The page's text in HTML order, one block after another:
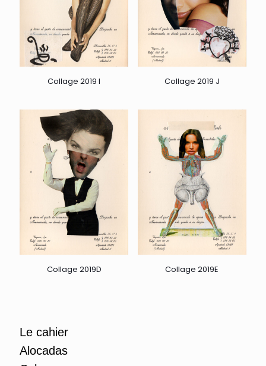
Collage 2019 I Collage 2019 J
Collage 2019D Collage 2019E
Le cahier
Alocadas